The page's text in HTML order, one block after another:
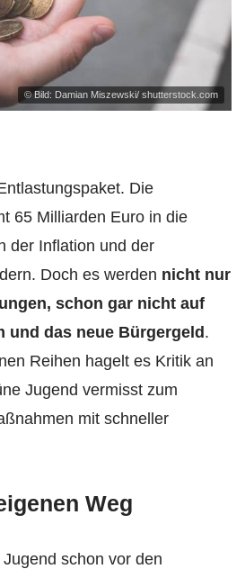
© Bild: Damian Miszewski/ shutterstock.com
Die
65 Milliarden Euro in die
der Inflation und der
Doch es werden nicht nur
schon gar nicht auf
und das neue Bürgergeld .
Reihen hagelt es Kritik an
Jugend vermisst zum
mit schneller
Weg
schon vor den